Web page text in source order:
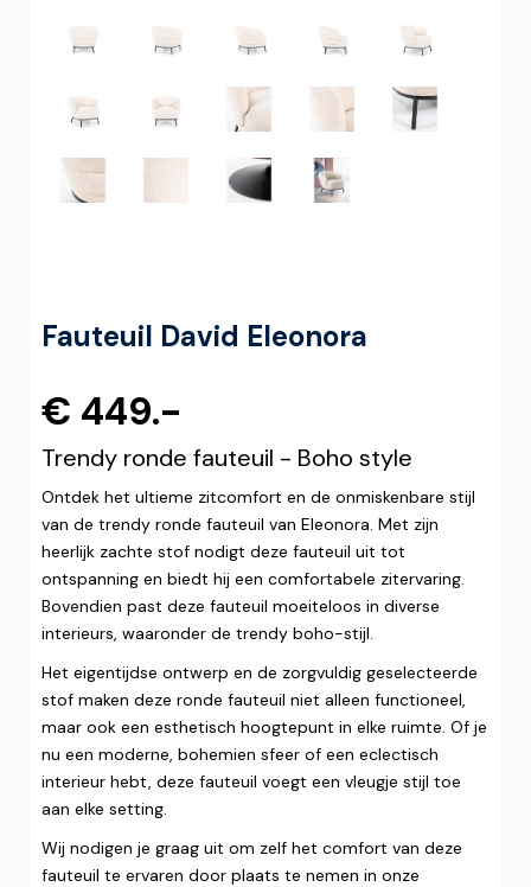
Fauteuil David Eleonora
€ 449.-
Trendy ronde fauteuil - Boho style
Ontdek het ultieme zitcomfort en de onmiskenbare stijl
van de trendy ronde fauteuil van Eleonora. Met zijn
heerlijk zachte stof nodigt deze fauteuil uit tot
ontspanning en biedt hij een comfortabele zitervaring.
Bovendien past deze fauteuil moeiteloos in diverse
interieurs, waaronder de trendy boho-stijl.
Het eigentijdse ontwerp en de zorgvuldig geselecteerde
stof maken deze ronde fauteuil niet alleen functioneel,
maar ook een esthetisch hoogtepunt in elke ruimte. Of je
nu een moderne, bohemien sfeer of een eclectisch
interieur hebt, deze fauteuil voegt een vleugje stijl toe
aan elke setting.
Wij nodigen je graag uit om zelf het comfort van deze
fauteuil te ervaren door plaats te nemen in onze